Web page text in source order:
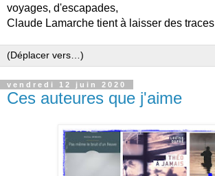
voyages, d'escapades,
Claude Lamarche tient à laisser des traces
vendredi 12 juin 2020
Ces auteures que j'aime